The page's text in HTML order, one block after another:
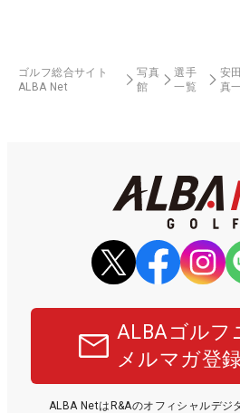
ゴルフ総合サイト
ALBA Net
写真
館
選手
一覧
安
真
ALBAゴルフ
メルマガ登
ALBA NetはR&Aのオフィシャルデジ